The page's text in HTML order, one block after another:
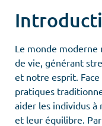
Le monde moderne
de vie, générant
et notre esprit.
pratiques
aider les individus
et leur équilibre.